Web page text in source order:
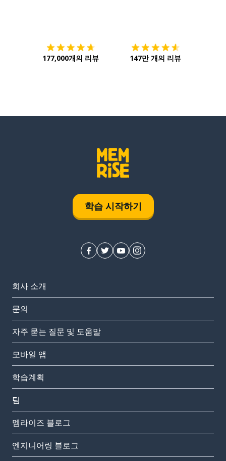
177,000개의 리뷰 147만 개의 리뷰
학습 시작하기
회사 소개
문의
자주 묻는 질문 및 도움말
모바일 앱
학습계획
팀
멤라이즈 블로그
엔지니어링 블로그